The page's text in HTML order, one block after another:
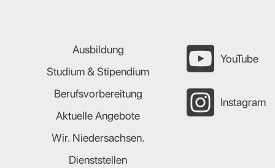
Ausbildung
Studium & Stipendium
Berufsvorbereitung
Aktuelle Angebote
Wir. Niedersachsen.
Dienststellen
YouTube
Instagram